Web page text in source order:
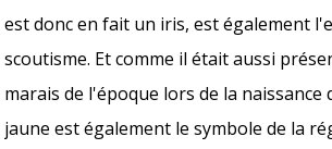
est donc en fait un iris, est également
scoutisme. Et comme il était aussi
marais de l'époque lors de la naissance
jaune est également le symbole de la